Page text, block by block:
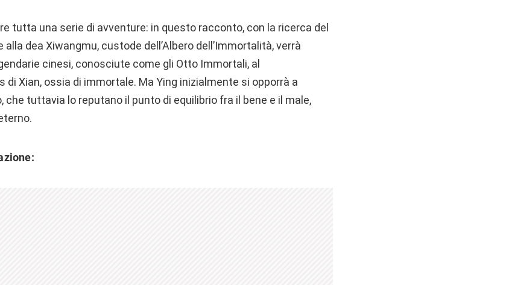
tutta una serie di avventure: in questo racconto, con la ricerca del
alla dea Xiwangmu, custode dell’Albero dell’Immortalità, verrà
cinesi, conosciute come gli Otto Immortali, al
Xian, ossia di immortale. Ma Ying inizialmente si opporrà a
che tuttavia lo reputano il punto di equilibrio fra il bene e il male,